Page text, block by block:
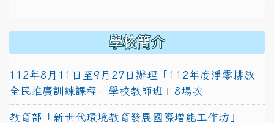
學校簡介
112年8月11日至9月27日辦理「112年度淨零排放
全民推廣訓練課程－學校教師班」8場次
教育部「新世代環境教育發展國際增能工作坊」